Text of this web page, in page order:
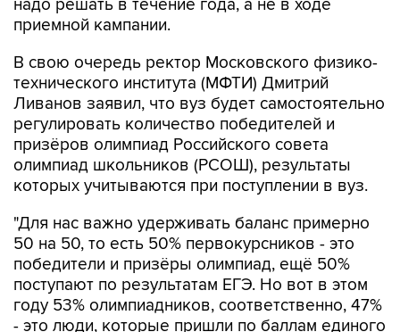
В свою очередь ректор Московского физико-
Ливанов заявил, что вуз будет самостоятельно
регулировать количество победителей и
призёров олимпиад Российского совета
олимпиад школьников (РСОШ), результаты
которых учитываются при поступлении в вуз.
"Для нас важно удерживать баланс примерно
победители и призёры олимпиад, ещё 50%
поступают по результатам ЕГЭ. Но вот в этом
году 53% олимпиадников, соответственно, 47%
- это люди, которые пришли по баллам единого
государственного экзамена", - уточнил он.